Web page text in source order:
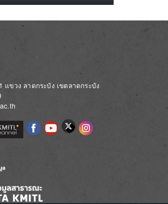
แขวง ลาดกระบัง เขตลาดกระบัง
ImageImageImageImage